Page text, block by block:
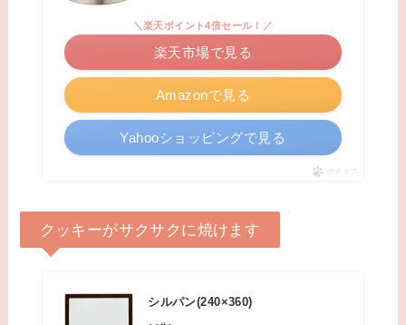
Amazonで見る
＼楽天ポイント4倍セール！／
楽天市場で見る
Yahooショッピングで見る
ポチップ
クッキーがサクサクに焼けます
シルパン(240×360)